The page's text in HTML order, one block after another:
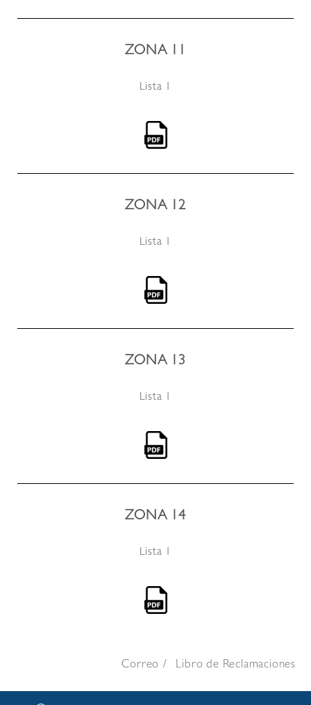
ZONA 11
Lista 1
ZONA 12
Lista 1
ZONA 13
Lista 1
ZONA 14
Lista 1
Correo Libro de Reclamaciones